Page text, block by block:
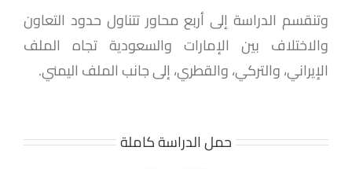
وتنقسم الدراسة إلى أربع محاور تتناول حدود التعاون
والاختلاف بين الإمارات والسعودية تجاه الملف
الإيراني، والتركي، والقطري، إلى جانب الملف اليمني.
حمل الدراسة كاملة